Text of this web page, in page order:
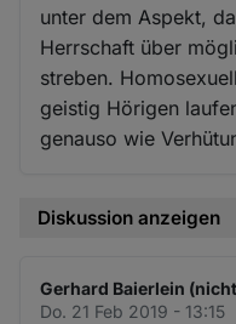
unter dem Aspekt,
Herrschaft über
streben.
geistig Hörigen
genauso wie
Diskussion anzeigen
Gerhard Baierlein
Do. 21 Feb 2019 - 13:15